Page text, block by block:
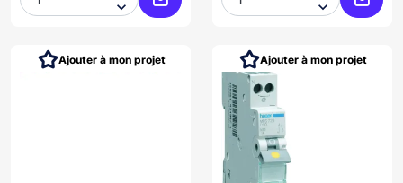

Ajouter au panier

Ajouter à mon projet Ajouter à mon projet